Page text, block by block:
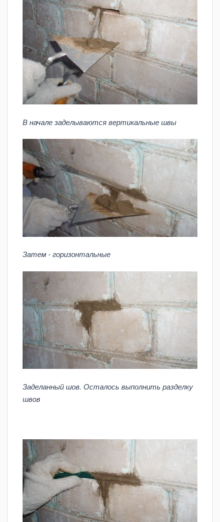
В начале заделываются вертикальные швы
Затем - горизонтальные
Заделанный шов. Осталось выполнить разделку
швов